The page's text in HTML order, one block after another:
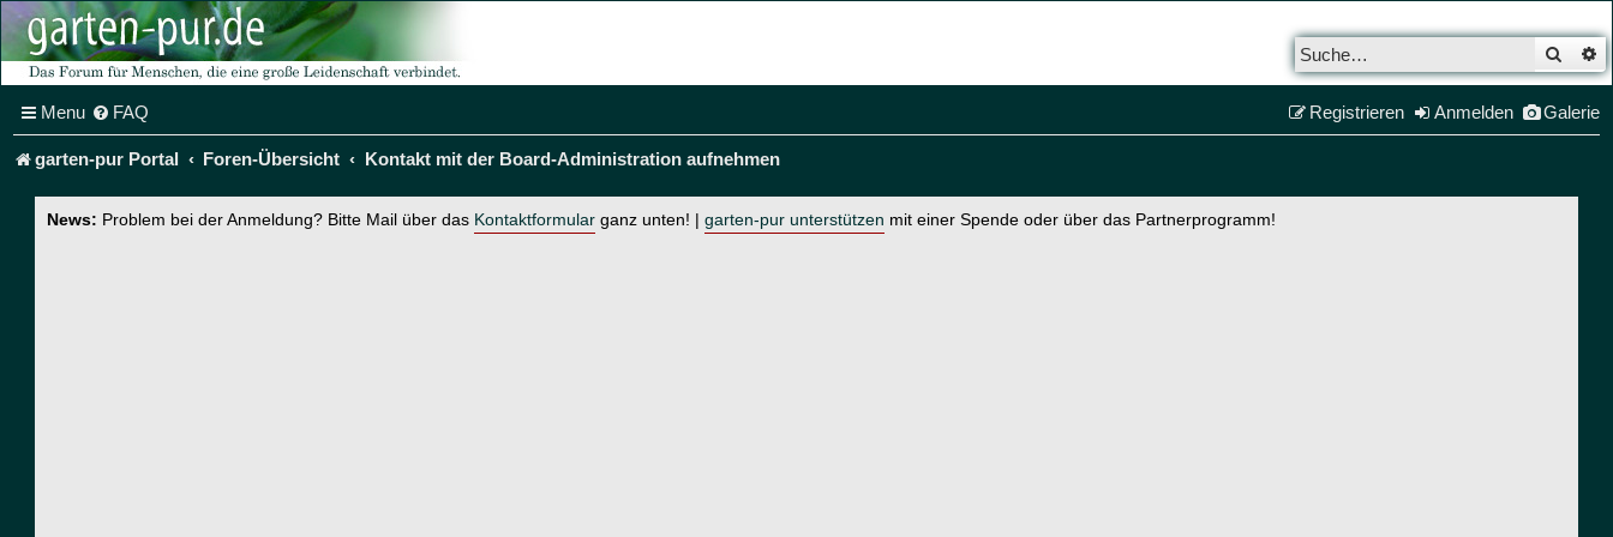
Menu FAQ Galerie
Anmelden
Registrieren
garten-pur Portal Foren-Übersicht Kontakt mit der Board-Administration aufnehmen
News: Problem bei der Anmeldung? Bitte Mail über das Kontaktformular ganz unten! | garten-pur unterstützen mit einer Spende oder über das Partnerprogramm!